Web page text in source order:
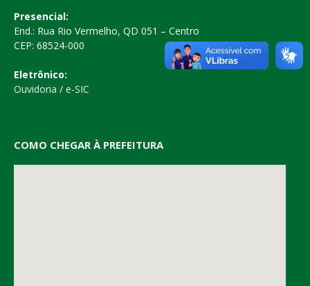
Presencial:
End.: Rua Rio Vermelho, QD 051 – Centro
CEP: 68524-000
Eletrônico:
Ouvidoria / e-SIC
COMO CHEGAR À PREFEITURA